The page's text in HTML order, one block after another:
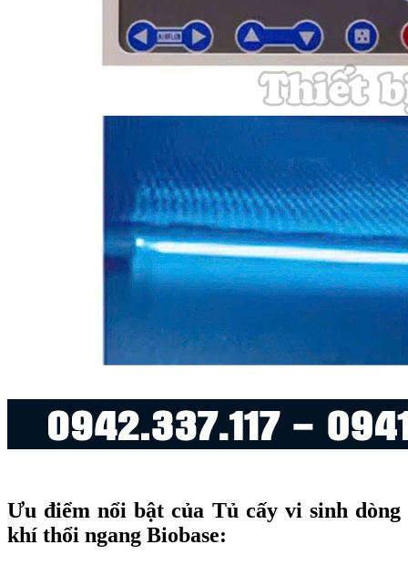
Ưu điểm nổi bật của Tủ cấy vi sinh dòng
khí thổi ngang Biobase: